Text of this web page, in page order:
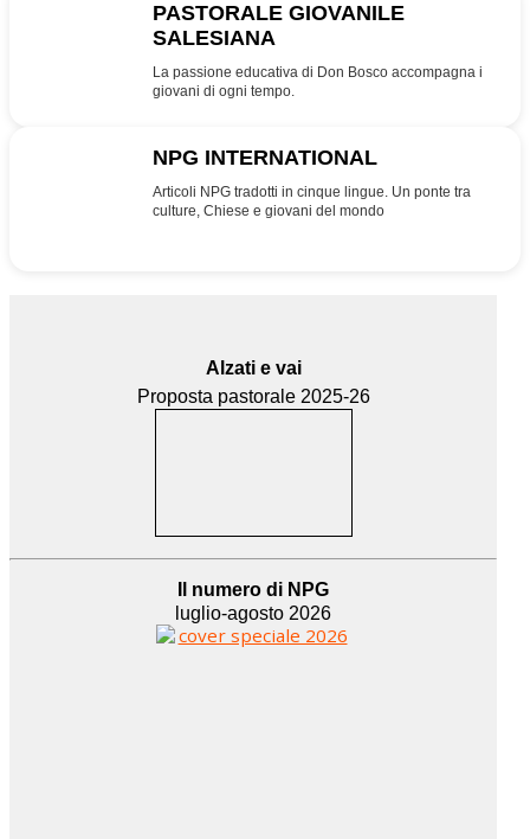
PASTORALE GIOVANILE
SALESIANA
La passione educativa di Don Bosco accompagna i
giovani di ogni tempo.
NPG INTERNATIONAL
Articoli NPG tradotti in cinque lingue. Un ponte tra
culture, Chiese e giovani del mondo
Alzati e vai
Proposta pastorale 2025-26
Il numero di NPG
luglio-agosto 2026